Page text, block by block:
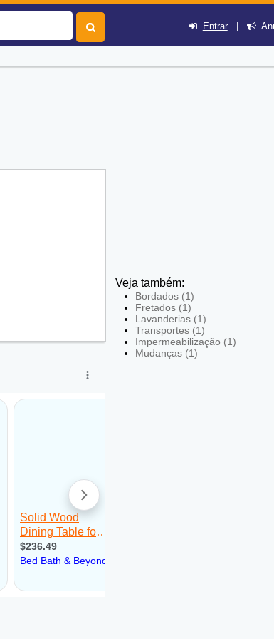
Entrar|
Veja também:
Bordados (1)
Fretados (1)
Lavanderias (1)
Transportes (1)
Impermeabilização (1)
Mudanças (1)